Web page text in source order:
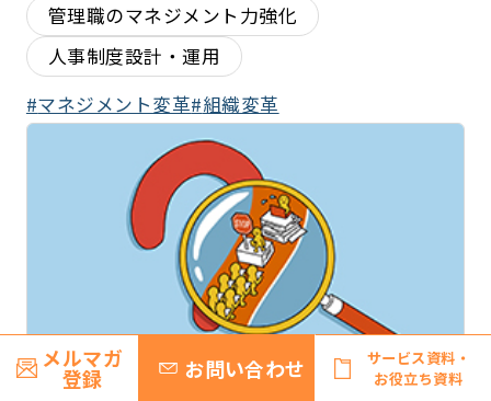
管理職のマネジメント力強化
人事制度設計・運用
マネジメント変革 組織変革
メルマガ
登録 お問い合わせ
サービス資料・
お役立ち資料